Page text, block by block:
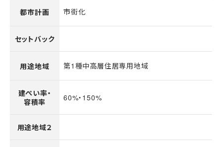
都市計画 市街化
セットバック
用途地域 第1種中高層住居専用地域
建ぺい率・
容積率
60%・150%
用途地域２